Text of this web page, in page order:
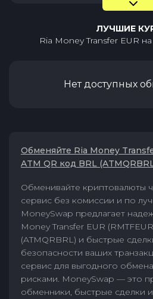
ЛУЧШИЕ
Ria Money Transfer EUR на
Нет доступных
Обменяйте Ria Money
ATM QR код BRL
Обменивайте криптовалюты
сервис без комиссии и по
MoneySwap предлагает
Money Transfer EUR
(ATMQRBRL) и быстрые
безопасности ваших
сервис для выгодного
рисками. MoneySwap — это
обменники, быстрые сделки